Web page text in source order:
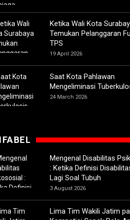
Ketika Wali Kota
Temukan Pelanggaran
TPS
19 April 2026
Saat Kota Pahlawan
Mengeliminasi
24 March 2026
Mengenal Disabilitas
: Ketika Definisi
Lagi Soal Tubuh
3 August 2026
Lima Tim Wakili Jatim